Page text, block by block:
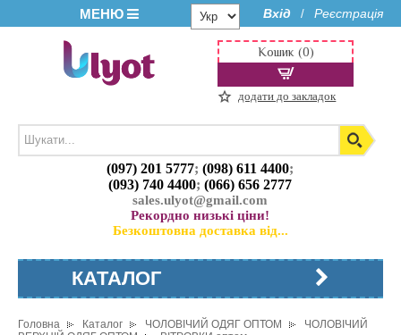
МЕНЮ Вхід / Реєстрація
(097) 201 5777;(098) 611 4400;
(093) 740 4400;(066) 656 2777
sales.ulyot@gmail.com
Рекордно низькі ціни!
Безкоштовна доставка від...
Кошик (0)
додати до закладок
КАТАЛОГ
Головна Каталог ЧОЛОВІЧИЙ ОДЯГ ОПТОМ
ЧОЛОВІЧИЙ